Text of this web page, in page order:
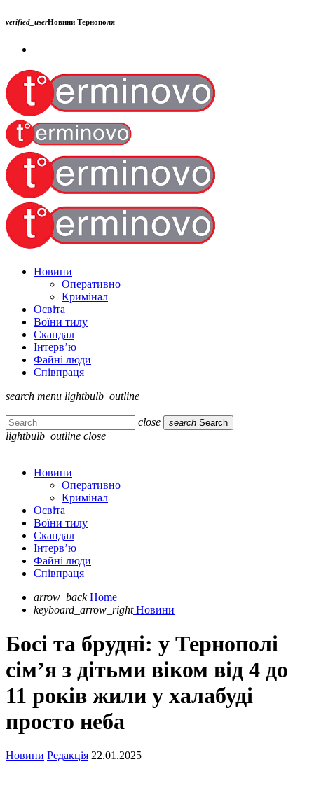
verified_userНовини Тернополя
Новини
Оперативно
Кримінал
Освіта
Воїни тилу
Скандал
Інтерв’ю
Файні люди
Співпраця
search menu lightbulb_outline
close search Search
lightbulb_outline close
Новини
Оперативно
Кримінал
Освіта
Воїни тилу
Скандал
Інтерв’ю
Файні люди
Співпраця
arrow_back Home
keyboard_arrow_right Новини
Босі та брудні: у Тернополі
сім’я з дітьми віком від 4 до
11 років жили у халабуді
просто неба
Новини Редакція 22.01.2025